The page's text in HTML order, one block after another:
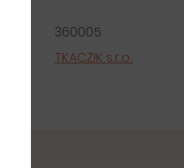
360005
TKACZIK s.r.o.